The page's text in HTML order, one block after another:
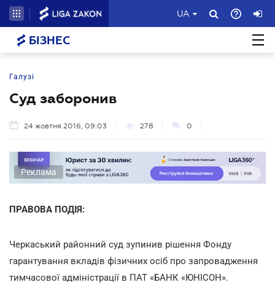
UA
БІЗНЕС
Галузі
Суд заборонив
24 жовтня 2016, 09:03 278 0
Реклама
ПРАВОВА ПОДІЯ:
Черкаський районний суд зупинив рішення Фонду
гарантування вкладів фізичних осіб про запровадження
тимчасової адміністрації в ПАТ «БАНК «ЮНІСОН».